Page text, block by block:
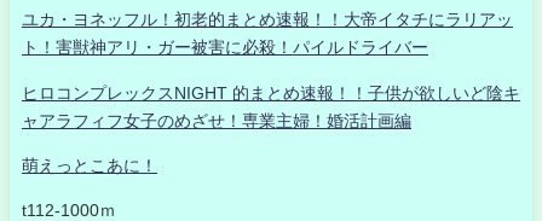
ユカ・ヨネッフル！初老的まとめ速報！！大帝イタチにラリアッ
ト！害獣神アリ・ガー被害に必殺！パイルドライバー
ヒロコンプレックスNIGHT 的まとめ速報！！子供が欲しいど陰キ
ャアラフィフ女子のめざせ！専業主婦！婚活計画編
萌えっとこあに！
t112-1000ｍ